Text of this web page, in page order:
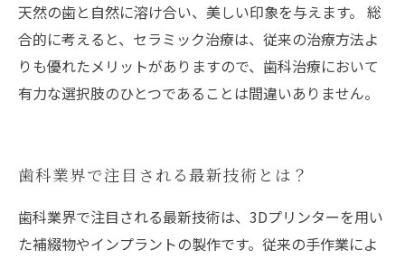
天然の歯と自然に溶け合い、美しい印象を与えます。 総
合的に考えると、セラミック治療は、従来の治療方法よ
りも優れたメリットがありますので、歯科治療において
有力な選択肢のひとつであることは間違いありません。
歯科業界で注目される最新技術とは？
歯科業界で注目される最新技術は、3Dプリンターを用い
た補綴物やインプラントの製作です。従来の手作業によ